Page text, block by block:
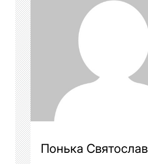
Понька Святослав